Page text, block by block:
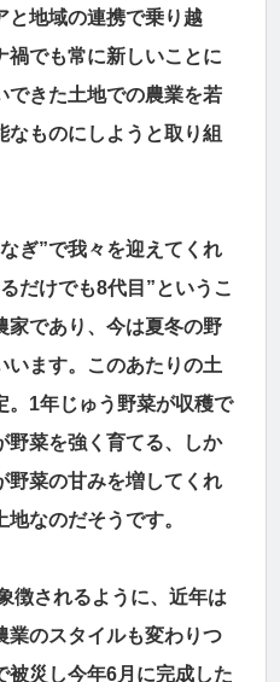
と地域の連携で乗り越
禍でも常に新しいことに
できた土地での農業を若
なものにしようと取り組
ぎ”で我々を迎えてくれ
だけでも8代目”というこ
家であり、今は夏冬の野
います。このあたりの土
。1年じゅう野菜が収穫で
野菜を強く育てる、しか
野菜の甘みを増してくれ
なのだそうです。
徴されるように、近年は
業のスタイルも変わりつ
被災し今年6月に完成した